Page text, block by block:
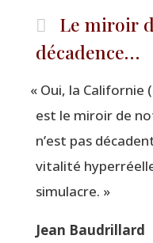
Le miroir
décadence…
« Oui, la Cali­for­nie
est le miroir de
n’est pas
vita­li­té
simulacre. »
Jean Bau­drillard